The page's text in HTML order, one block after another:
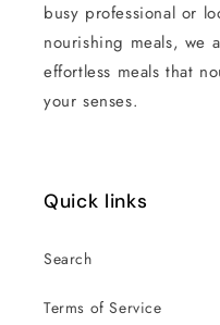
busy professional or
nourishing meals, we
effortless meals that
your senses.
Quick links
Search
Terms of Service